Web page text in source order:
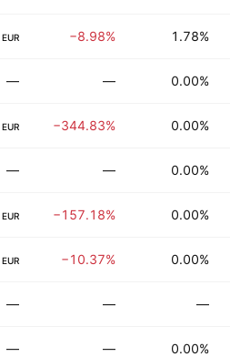
EUR −8.98% 1.78%
— — 0.00%
EUR −344.83% 0.00%
— — 0.00%
EUR −157.18% 0.00%
EUR −10.37% 0.00%
— — —
— — 0.00%